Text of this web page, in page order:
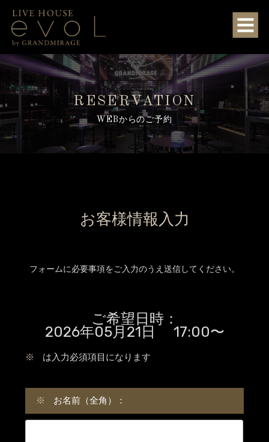
RESERVATION
WEBからのご予約
お客様情報入力
フォームに必要事項をご入力のうえ送信してください。
ご希望日時：
2026年05月21日 17:00〜
※ は入力必須項目になります
※ お名前（全角）：